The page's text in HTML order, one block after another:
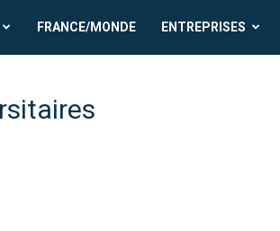
FRANCE/MONDE ENTREPRISES